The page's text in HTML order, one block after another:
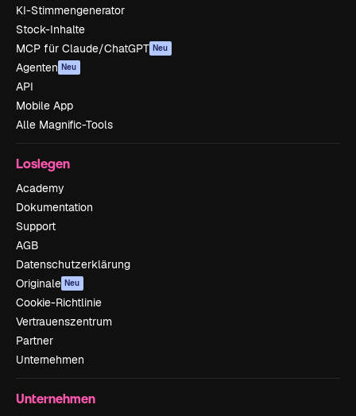
KI-Stimmengenerator
Stock-Inhalte
MCP für Claude/ChatGPT Neu
Agenten Neu
API
Mobile App
Alle Magnific-Tools
Loslegen
Academy
Dokumentation
Support
AGB
Datenschutzerklärung
Originale Neu
Cookie-Richtlinie
Vertrauenszentrum
Partner
Unternehmen
Unternehmen